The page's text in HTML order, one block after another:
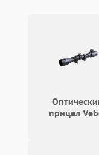
прицел